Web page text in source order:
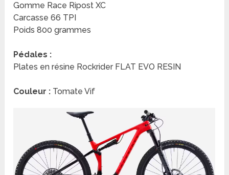
Gomme Race Ripost XC
Carcasse 66 TPI
Poids 800 grammes
Pédales :
Plates en résine Rockrider FLAT EVO RESIN
Couleur : Tomate Vif